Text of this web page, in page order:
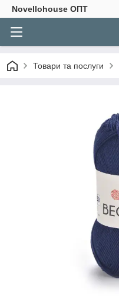
Novellohouse ОПТ
Товари та послуги